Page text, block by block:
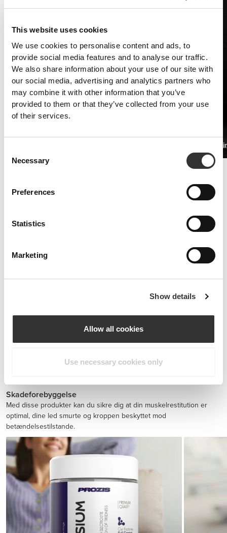
This website uses cookies
We use cookies to personalise content and ads, to
provide social media features and to analyse our traffic.
We also share information about your use of our site with
our social media, advertising and analytics partners who
may combine it with other information that you’ve
provided to them or that they’ve collected from your use
of their services.
Selection
Necessary
Preferences
Statistics
Marketing
Show details
Allow all cookies
Use necessary cookies only
Beta-
Kosttilskud med valle og aminosyrer hjælper dig med at udskyde
trætheden.
BCAA 8:1:1 180 tabs 149 DKK
Skadeforebyggelse
Med disse produkter kan du sikre dig at din muskelrestitution er
optimal, dine led smurte og kroppen beskyttet mod
betændelsestilstande.